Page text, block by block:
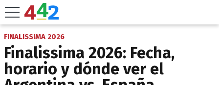
FINALISSIMA 2026
Finalissima 2026: Fecha,
horario y dónde ver el